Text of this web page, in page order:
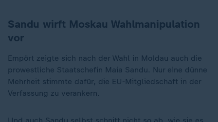
Sandu wirft Moskau Wahlmanipulation
vor
Empört zeigte sich nach der Wahl in Moldau auch die
prowestliche Staatschefin Maia Sandu. Nur eine dünne
Mehrheit stimmte dafür, die EU-Mitgliedschaft in der
Verfassung zu verankern.
Und auch Sandu selbst schnitt nicht so ab, wie sie es